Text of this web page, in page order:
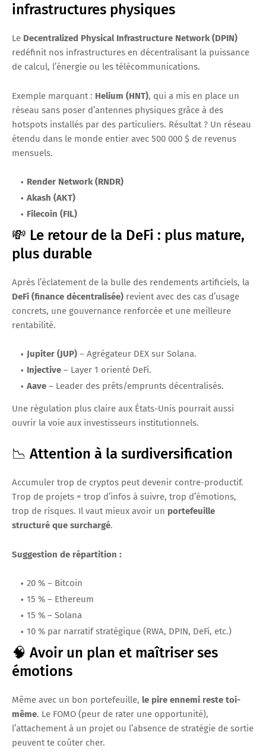
infrastructures physiques
Le Decentralized Physical Infrastructure Network (DPIN)
redéfinit nos infrastructures en décentralisant la puissance
de calcul, l’énergie ou les télécommunications.
Exemple marquant : Helium (HNT), qui a mis en place un
réseau sans poser d’antennes physiques grâce à des
hotspots installés par des particuliers. Résultat ? Un réseau
étendu dans le monde entier avec 500 000 $ de revenus
mensuels.
Render Network (RNDR)
Akash (AKT)
Filecoin (FIL)
💸 Le retour de la DeFi : plus mature,
plus durable
Après l’éclatement de la bulle des rendements artificiels, la
DeFi (finance décentralisée) revient avec des cas d’usage
concrets, une gouvernance renforcée et une meilleure
rentabilité.
Jupiter (JUP) – Agrégateur DEX sur Solana.
Injective – Layer 1 orienté DeFi.
Aave – Leader des prêts/emprunts décentralisés.
Une régulation plus claire aux États-Unis pourrait aussi
ouvrir la voie aux investisseurs institutionnels.
📉 Attention à la surdiversification
Accumuler trop de cryptos peut devenir contre-productif.
Trop de projets = trop d’infos à suivre, trop d’émotions,
trop de risques. Il vaut mieux avoir un portefeuille
structuré que surchargé.
Suggestion de répartition :
20 % – Bitcoin
15 % – Ethereum
15 % – Solana
10 % par narratif stratégique (RWA, DPIN, DeFi, etc.)
🧠 Avoir un plan et maîtriser ses
émotions
Même avec un bon portefeuille, le pire ennemi reste toi-
même. Le FOMO (peur de rater une opportunité),
l’attachement à un projet ou l’absence de stratégie de sortie
peuvent te coûter cher.